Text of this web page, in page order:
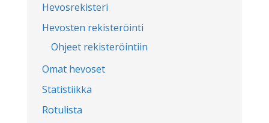
Hevosrekisteri
Hevosten rekisteröinti
Ohjeet rekisteröintiin
Omat hevoset
Statistiikka
Rotulista